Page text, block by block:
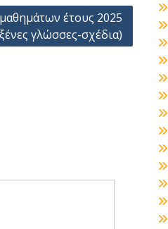
έτους 2025
γλώσσες-σχέδια)